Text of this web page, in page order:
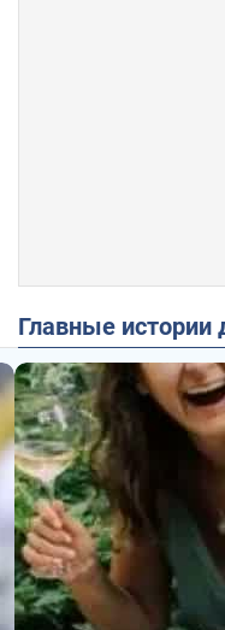
Главные истории